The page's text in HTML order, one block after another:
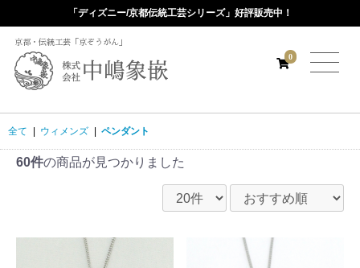
「ディズニー/京都伝統工芸シリーズ」好評販売中！
京都・伝統工芸「京ぞうがん」
0
全て ウィメンズ ペンダント
60件の商品が見つかりました